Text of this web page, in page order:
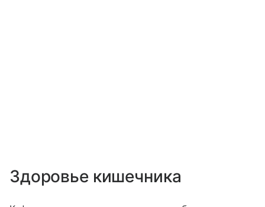
Здоровье кишечника